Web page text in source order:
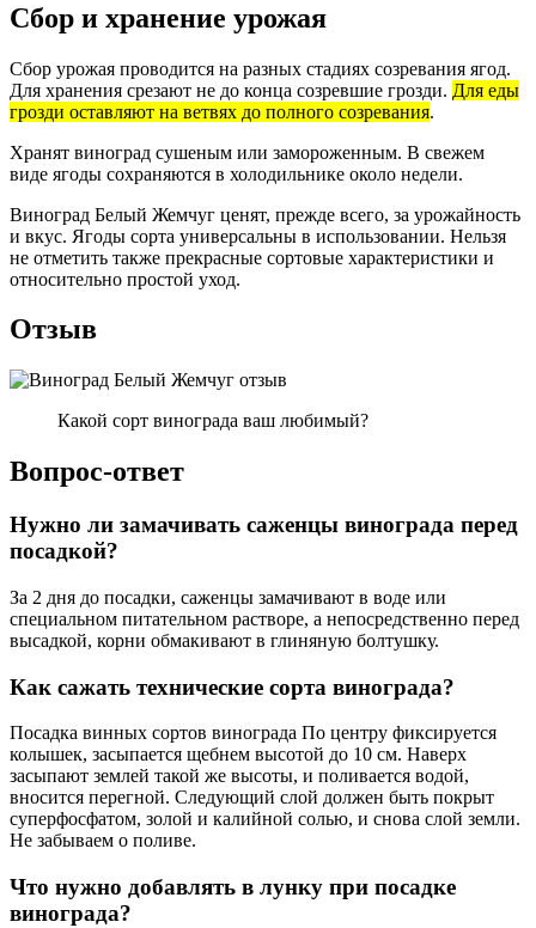
Сбор и хранение урожая
Сбор урожая проводится на разных стадиях созревания ягод.
Для хранения срезают не до конца созревшие грозди. Для еды
грозди оставляют на ветвях до полного созревания.
Хранят виноград сушеным или замороженным. В свежем
виде ягоды сохраняются в холодильнике около недели.
Виноград Белый Жемчуг ценят, прежде всего, за урожайность
и вкус. Ягоды сорта универсальны в использовании. Нельзя
не отметить также прекрасные сортовые характеристики и
относительно простой уход.
Отзыв
Какой сорт винограда ваш любимый?
Вопрос-ответ
Нужно ли замачивать саженцы винограда перед
посадкой?
За 2 дня до посадки, саженцы замачивают в воде или
специальном питательном растворе, а непосредственно перед
высадкой, корни обмакивают в глиняную болтушку.
Как сажать технические сорта винограда?
Посадка винных сортов винограда По центру фиксируется
колышек, засыпается щебнем высотой до 10 см. Наверх
засыпают землей такой же высоты, и поливается водой,
вносится перегной. Следующий слой должен быть покрыт
суперфосфатом, золой и калийной солью, и снова слой земли.
Не забываем о поливе.
Что нужно добавлять в лунку при посадке
винограда?